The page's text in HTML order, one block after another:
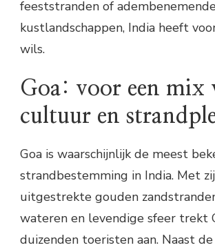
feeststranden of
kustlandschappen, India heeft
wils.
Goa: voor een mix
cultuur en
Goa is waarschijnlijk de meest
strandbestemming in India. Met
uitgestrekte gouden
wateren en levendige sfeer trekt
duizenden toeristen aan. Naast